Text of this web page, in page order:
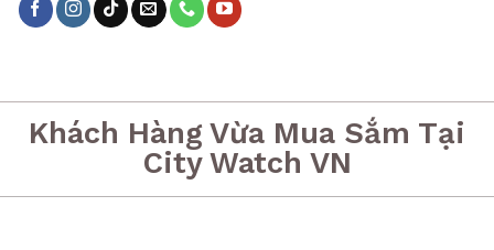
Khách Hàng Vừa Mua Sắm Tại
City Watch VN